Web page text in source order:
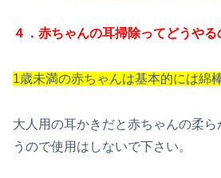
４．赤ちゃんの耳掃除ってどうやる
1歳未満の赤ちゃんは基本的には綿
大人用の耳かきだと赤ちゃんの柔ら
うので使用はしないで下さい。